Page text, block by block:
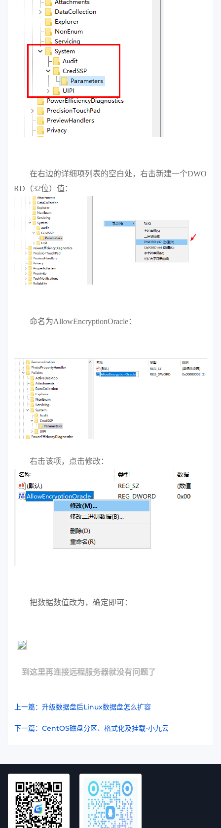
在右边的详细项列表的空白处，右击新建一个DWO
RD（32位）值：
命名为AllowEncryptionOracle：
右击该项，点击修改：
把数据数值改为，确定即可：
到这里再连接远程服务器就没有问题了
上一篇：升级数据盘后Linux数据盘怎么扩容
下一篇：CentOS磁盘分区、格式化及挂载-小九云